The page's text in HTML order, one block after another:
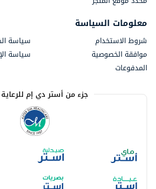
معلومات السياسة
شروط الاستخدام
سياسة
موافقة الخصوصية
سياسة
المدفوعات
جزء من أستر دي إم